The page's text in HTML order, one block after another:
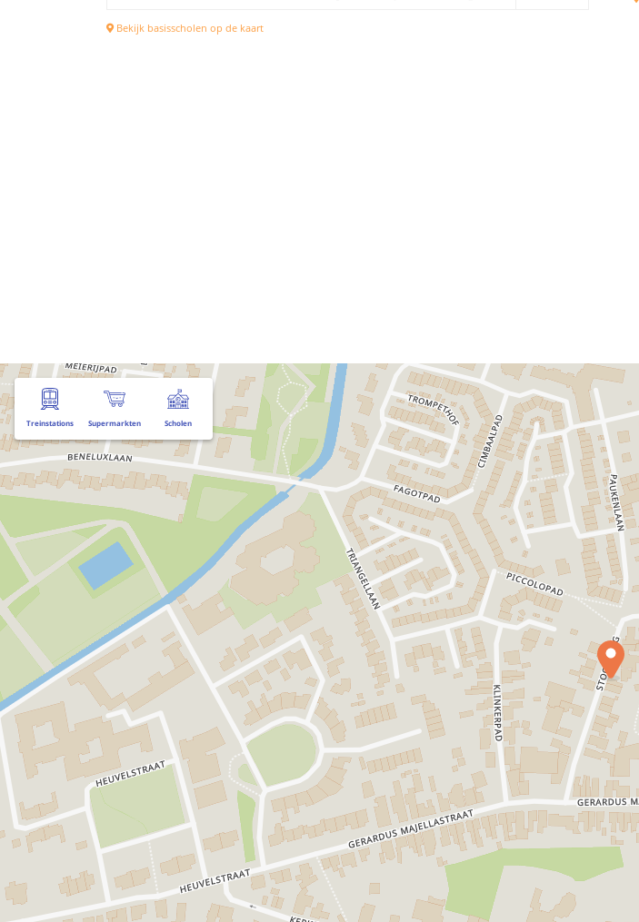
Bekijk basisscholen op de kaart
Treinstations Supermarkten Scholen